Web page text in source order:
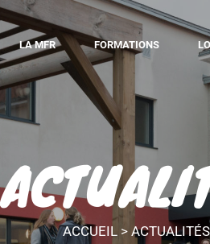
LA MFR FORMATIONS
ACCUEIL> ACTUALITÉS